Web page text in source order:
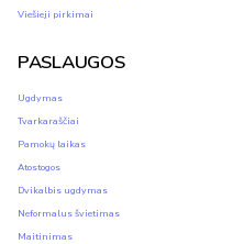
Viešieji pirkimai
PASLAUGOS
Ugdymas
Tvarkaraščiai
Pamokų laikas
Atostogos
Dvikalbis ugdymas
Neformalus švietimas
Maitinimas